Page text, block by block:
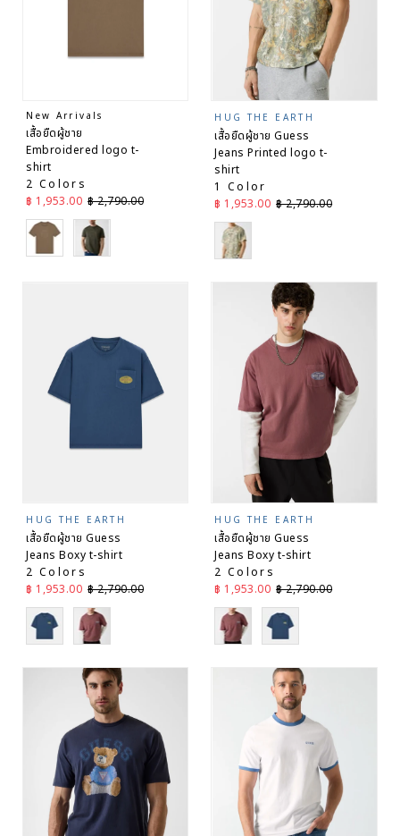
New Arrivals
เสื้อยืดผู้ชาย
Embroidered logo t-
shirt
2 Colors
ราคาลด
฿ 1,953.00 ราคาปกติ
฿ 2,790.00
Brown Green
HUG THE EARTH
เสื้อยืดผู้ชาย Guess
Jeans Printed logo t-
shirt
1 Color
ราคาลด
฿ 1,953.00 ราคาปกติ
฿ 2,790.00
Green
HUG THE EARTH
เสื้อยืดผู้ชาย Guess
Jeans Boxy t-shirt
2 Colors
ราคาลด
฿ 1,953.00 ราคาปกติ
฿ 2,790.00
Blue Red
HUG THE EARTH
เสื้อยืดผู้ชาย Guess
Jeans Boxy t-shirt
2 Colors
ราคาลด
฿ 1,953.00 ราคาปกติ
฿ 2,790.00
Red Blue